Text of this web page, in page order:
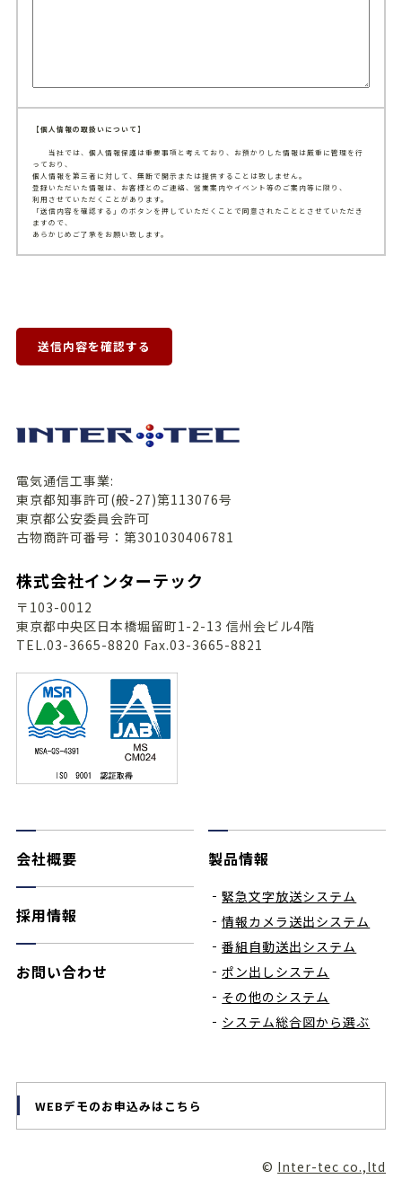
【個人情報の取扱いについて】
当社では、個人情報保護は重要事項と考えており、お預かりした情報は厳重に管理を行
っており、
個人情報を第三者に対して、無断で開示または提供することは致しません。
登録いただいた情報は、お客様とのご連絡、営業案内やイベント等のご案内等に限り、
利用させていただくことがあります。
「送信内容を確認する」のボタンを押していただくことで同意されたこととさせていただき
ますので、
あらかじめご了承をお願い致します。
電気通信工事業:
東京都知事許可(般-27)第113076号
東京都公安委員会許可
古物商許可番号：第301030406781
株式会社インターテック
〒103-0012
東京都中央区日本橋堀留町1-2-13 信州会ビル4階
TEL.03-3665-8820 Fax.03-3665-8821
会社概要
採用情報
お問い合わせ
製品情報
緊急文字放送システム
情報カメラ送出システム
番組自動送出システム
ポン出しシステム
その他のシステム
システム総合図から選ぶ
WEBデモのお申込みはこちら
© Inter-tec co.,ltd